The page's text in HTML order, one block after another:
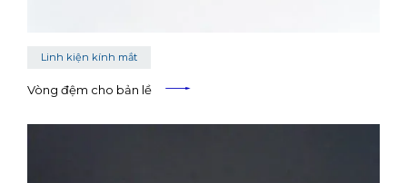
Linh kiện kính mắt
Vòng đệm cho bản lề